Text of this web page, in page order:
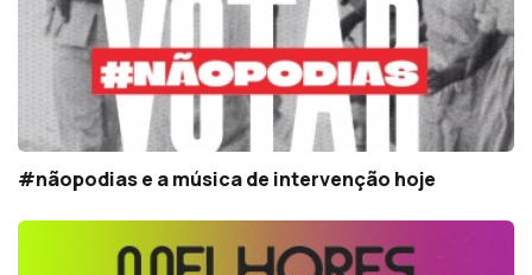
#nãopodias e a música de intervenção hoje